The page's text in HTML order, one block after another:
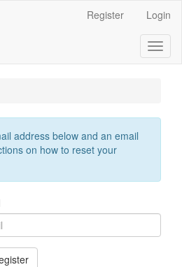
Register Login
address below and an email
on how to reset your